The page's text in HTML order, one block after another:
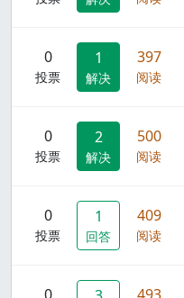
0
投票
1
解决
397
阅读
0
投票
2
解决
500
阅读
0
投票
1
回答
409
阅读